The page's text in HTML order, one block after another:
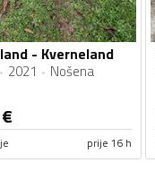
- Kverneland
2021 Nošena
prije 16 h